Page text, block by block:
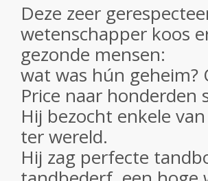
Deze zeer
wetenschapper koos
gezonde mensen:
wat was hún geheim?
Price naar honderden
Hij bezocht enkele
ter wereld.
Hij zag perfecte